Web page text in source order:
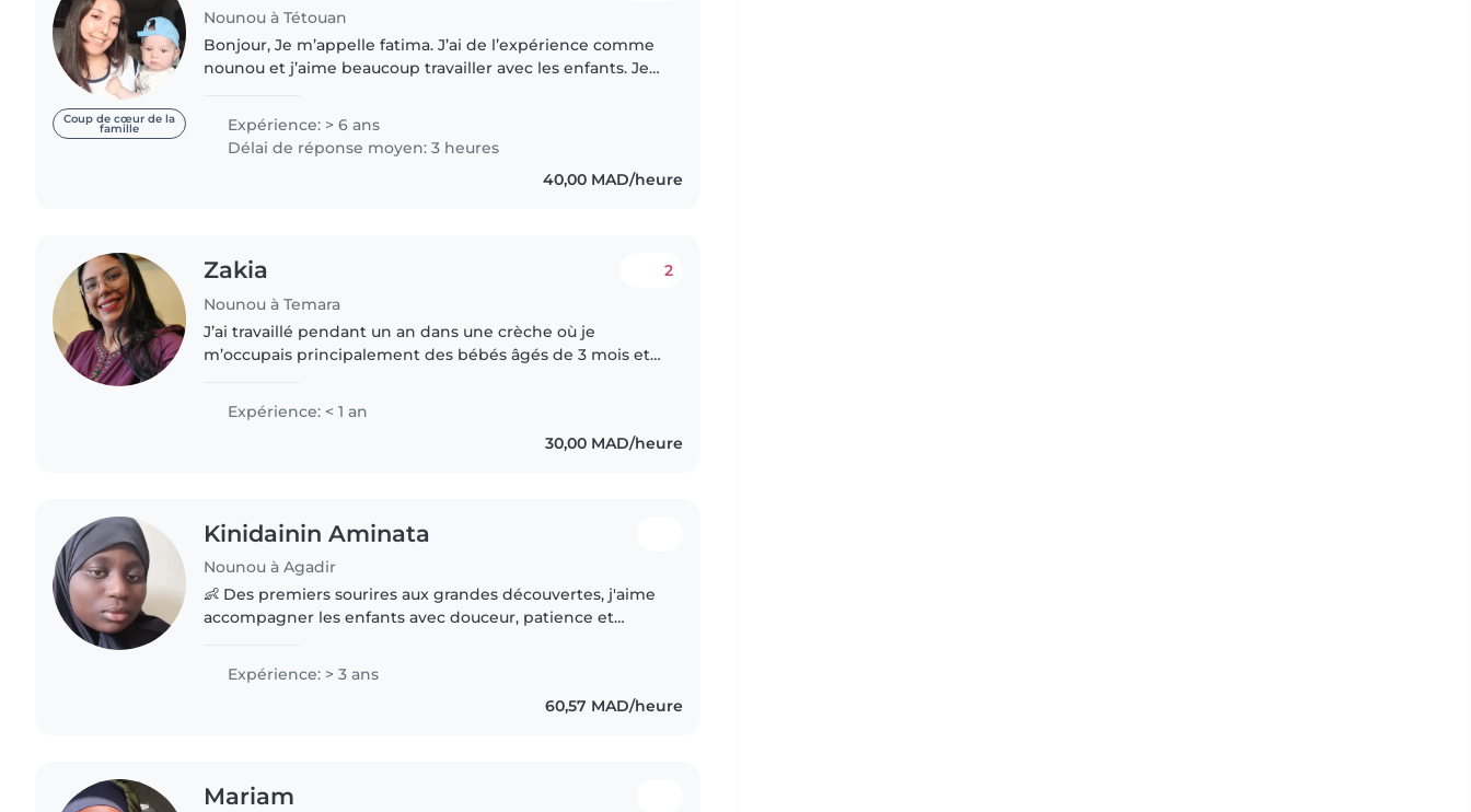
Coup de cœur de la
famille
Nounou à Tétouan
Bonjour, Je m’appelle fatima. J’ai de l’expérience comme
nounou et j’aime beaucoup travailler avec les enfants. Je
Expérience: > 6 ans
Délai de réponse moyen: 3 heures
40,00 MAD/heure
Zakia
Nounou à Temara
2
J’ai travaillé pendant un an dans une crèche où je
m’occupais principalement des bébés âgés de 3 mois et
Expérience: < 1 an
30,00 MAD/heure
Kinidainin Aminata
Nounou à Agadir
👶 Des premiers sourires aux grandes découvertes, j'aime
accompagner les enfants avec douceur, patience et
attentionnée, je propose..
Expérience: > 3 ans
60,57 MAD/heure
Mariam